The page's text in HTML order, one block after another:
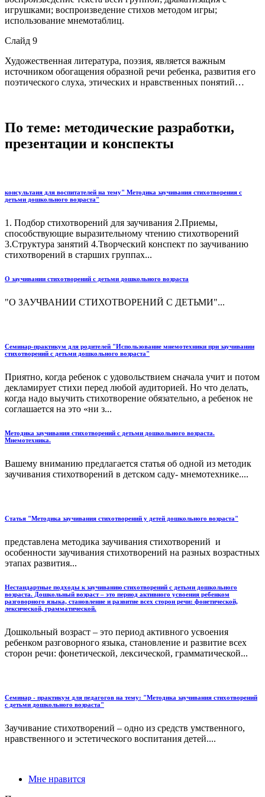
игрушками; воспроизведение стихов методом игры;
использование мнемотаблиц.
Слайд 9
Художественная литература, поэзия, является важным
источником обогащения образной речи ребенка, развития его
поэтического слуха, этических и нравственных понятий…
По теме: методические разработки,
презентации и конспекты
консультаия для воспитателей на тему" Методика заучивания стихотворения с
детьми дошкольного возраста"
1. Подбор стихотворений для заучивания 2.Приемы,
способствующие выразительному чтению стихотворений
3.Структура занятий 4.Творческий конспект по заучиванию
стихотворений в старших группах...
О заучивании стихотворений с детьми дошкольного возраста
"О ЗАУЧВАНИИ СТИХОТВОРЕНИЙ С ДЕТЬМИ"...
Семинар-практикум для родителей "Использование мнемотехники при заучивании
стихотворений с детьми дошкольного возраста"
Приятно, когда ребенок с удовольствием сначала учит и потом
декламирует стихи перед любой аудиторией. Но что делать,
когда надо выучить стихотворение обязательно, а ребенок не
соглашается на это «ни з...
Методика заучивания стихотворений с детьми дошкольного возраста.
Мнемотехника.
Вашему вниманию предлагается статья об одной из методик
заучивания стихотворений в детском саду- мнемотехнике....
Статья "Методика заучивания стихотворений у детей дошкольного возраста"
представлена методика заучивания стихотворений и
особенности заучивания стихотворений на разных возрастных
этапах развития...
Нестандартные подходы к заучиванию стихотворений с детьми дошкольного
возраста. Дошкольный возраст – это период активного усвоения ребенком
разговорного языка, становление и развитие всех сторон речи: фонетической,
лексической, грамматической.
Дошкольный возраст – это период активного усвоения
ребенком разговорного языка, становление и развитие всех
сторон речи: фонетической, лексической, грамматической...
Семинар - практикум для педагогов на тему: "Методика заучивания стихотворений
с детьми дошкольного возраста"
Заучивание стихотворений – одно из средств умственного,
нравственного и эстетического воспитания детей....
Мне нравится